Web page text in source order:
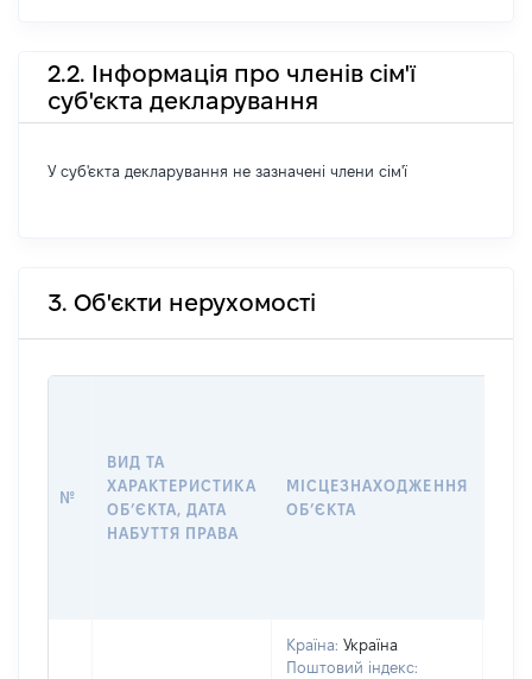
2.2. Інформація про членів сім'ї
суб'єкта декларування
У суб'єкта декларування не зазначені члени сім'ї
3. Об'єкти нерухомості
№
ВИД ТА
ХАРАКТЕРИСТИКА
ОБʼЄКТА, ДАТА
НАБУТТЯ ПРАВА
МІСЦЕЗНАХОДЖЕННЯ
ОБʼЄКТА
Країна: Україна
Поштовий індекс: